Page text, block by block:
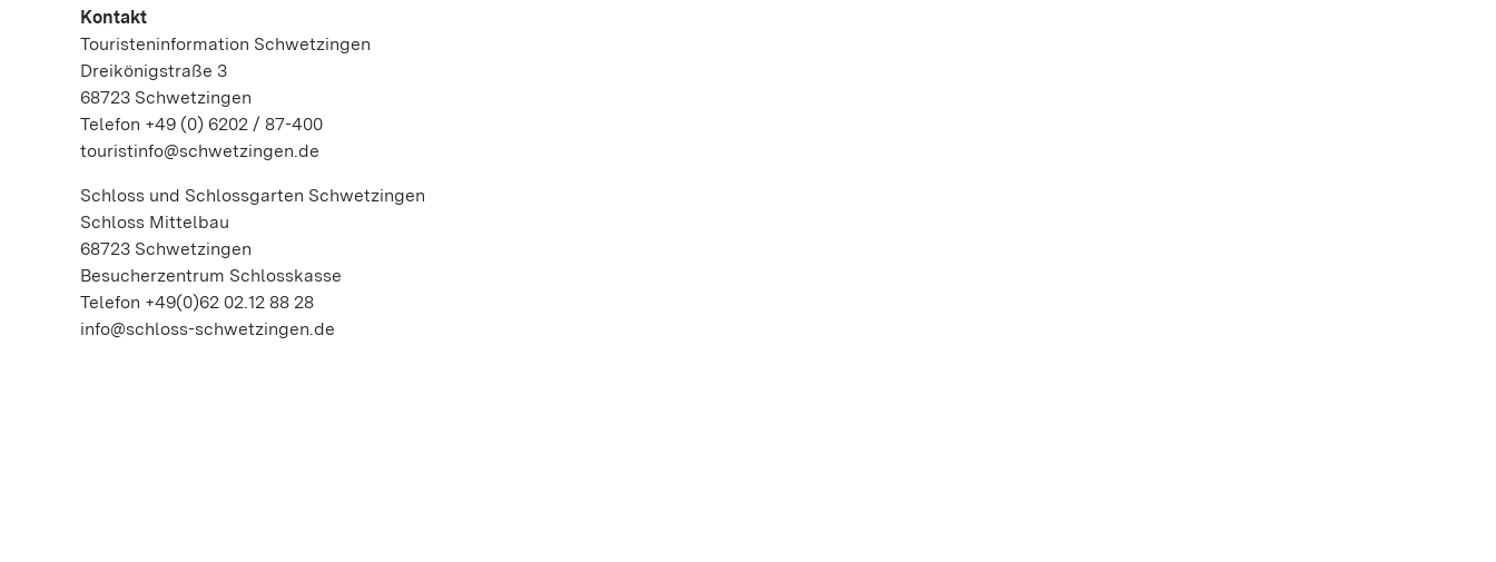
Kontakt
Touristeninformation Schwetzingen
Dreikönigstraße 3
68723 Schwetzingen
Telefon +49 (0) 6202 / 87-400
touristinfo@schwetzingen.de
Schloss und Schlossgarten Schwetzingen
Schloss Mittelbau
68723 Schwetzingen
Besucherzentrum Schlosskasse
Telefon +49(0)62 02.12 88 28
info@schloss-schwetzingen.de